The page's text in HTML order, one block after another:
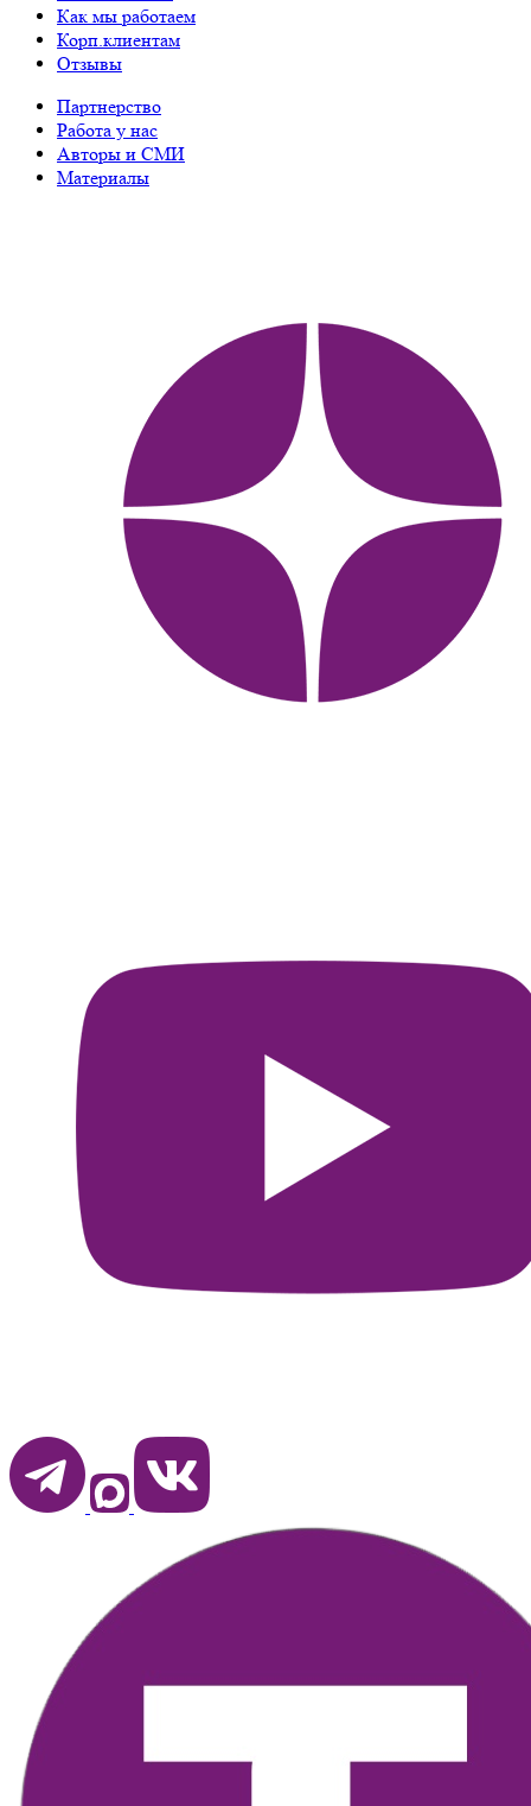
Как мы работаем
Корп.клиентам
Отзывы
Партнерство
Работа у нас
Авторы и СМИ
Материалы